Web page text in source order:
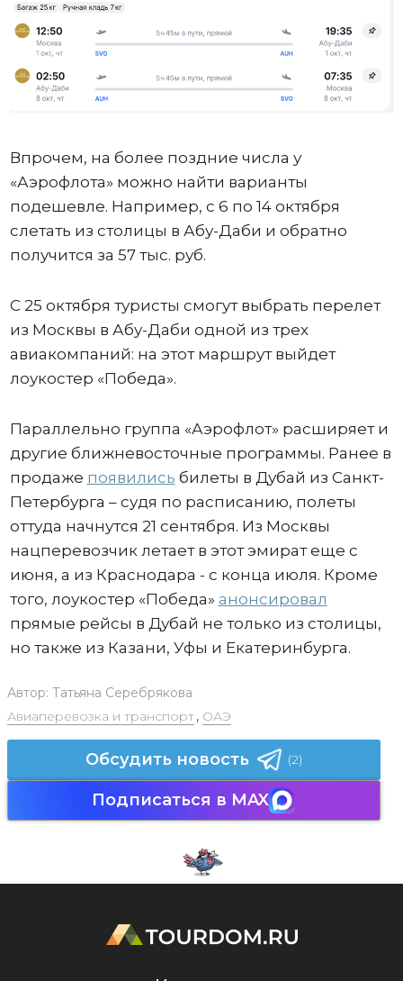
Впрочем, на более поздние числа у
«Аэрофлота» можно найти варианты
подешевле. Например, с 6 по 14 октября
слетать из столицы в Абу-Даби и обратно
получится за 57 тыс. руб.
С 25 октября туристы смогут выбрать перелет
из Москвы в Абу-Даби одной из трех
авиакомпаний: на этот маршрут выйдет
лоукостер «Победа».
Параллельно группа «Аэрофлот» расширяет и
другие ближневосточные программы. Ранее в
продаже появились билеты в Дубай из Санкт-
Петербурга – судя по расписанию, полеты
оттуда начнутся 21 сентября. Из Москвы
нацперевозчик летает в этот эмират еще с
июня, а из Краснодара - с конца июля. Кроме
того, лоукостер «Победа» анонсировал
прямые рейсы в Дубай не только из столицы,
но также из Казани, Уфы и Екатеринбурга.
Автор: Татьяна Серебрякова
Авиаперевозка и транспорт, ОАЭ
Обсудить новость (2)
Подписаться в MAX